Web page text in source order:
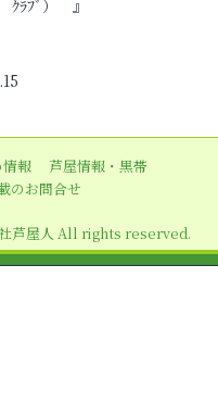
ｸﾗﾌﾞ） 』
報
芦屋情報・黒帯
のお問合せ
芦屋人 All rights reserved.